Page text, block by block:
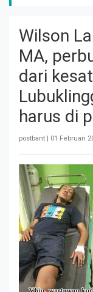
Wilson
MA,
dari
harus di
postbant | 01 Februari